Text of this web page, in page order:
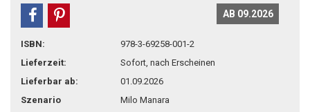
AB 09.2026
teilen
ISBN:
978-3-69258-001-2
Lieferzeit:
Sofort, nach Erscheinen
Lieferbar ab:
01.09.2026
Szenario
Milo Manara